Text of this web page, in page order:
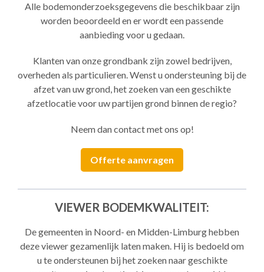
Alle bodemonderzoeksgegevens die beschikbaar zijn
worden beoordeeld en er wordt een passende
aanbieding voor u gedaan.
Klanten van onze grondbank zijn zowel bedrijven,
overheden als particulieren. Wenst u ondersteuning bij de
afzet van uw grond, het zoeken van een geschikte
afzetlocatie voor uw partijen grond binnen de regio?
Neem dan contact met ons op!
Offerte aanvragen
VIEWER BODEMKWALITEIT:
De gemeenten in Noord- en Midden-Limburg hebben
deze viewer gezamenlijk laten maken. Hij is bedoeld om
u te ondersteunen bij het zoeken naar geschikte